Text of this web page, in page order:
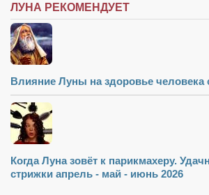
ЛУНА РЕКОМЕНДУЕТ
Влияние Луны на здоровье человека
Когда Луна зовёт к парикмахеру.
стрижки апрель - май - июнь 2026